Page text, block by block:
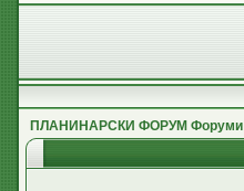
ПЛАНИНАРСКИ ФОРУМ Форуми